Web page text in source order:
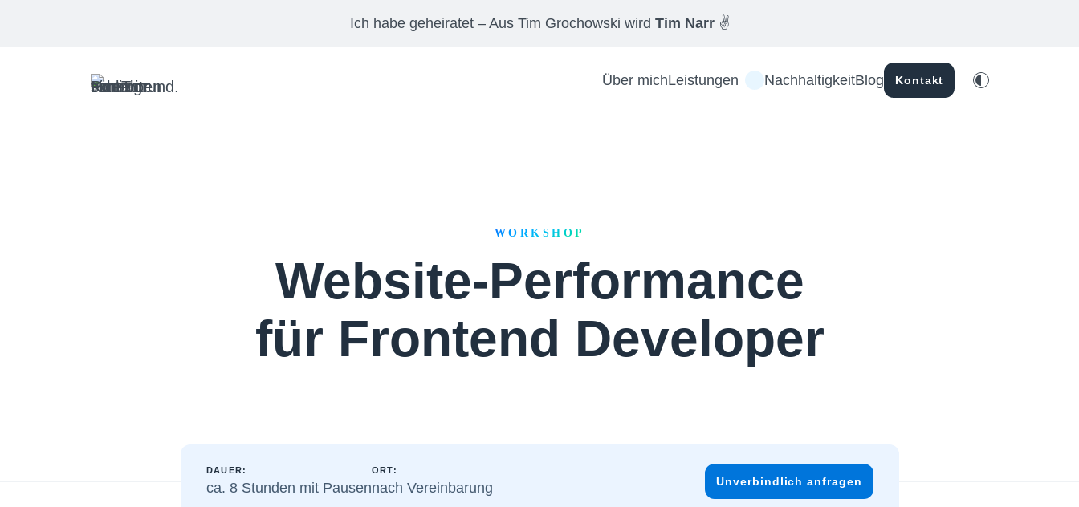
Ich habe geheiratet – Aus Tim Grochowski wird Tim Narr✌️
Über michLeistungen NachhaltigkeitBlog Kontakt
WORKSHOP
Website-Performance
für Frontend Developer
DAUER:
ca. 8 Stunden mit Pausen
ORT:
nach Vereinbarung Unverbindlich anfragen